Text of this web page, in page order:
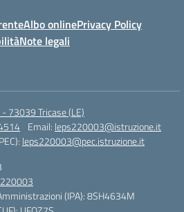
Albo onlinePrivacy Policy
Note legali
- 73039 Tricase (LE)
Email: leps220003@istruzione.it
leps220003@pec.istruzione.it
(IPA): 8SH4634M